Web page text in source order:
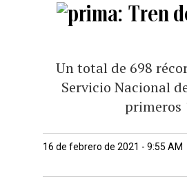
Tren
Un total de 698
Servicio Nacional
primeros
16 de febrero de 2021 - 9:55 AM